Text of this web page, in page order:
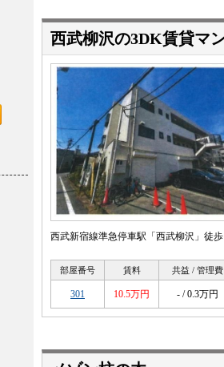
西武柳沢の3DK賃貸マ
西武新宿線準急停車駅「西武柳沢」徒
部屋番号 賃料 共益 / 管理費
301 10.5万円 - / 0.3万円